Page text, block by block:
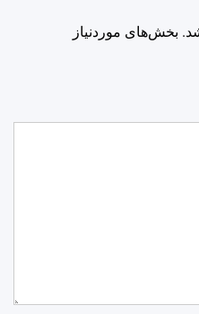
بخش‌های موردنیاز